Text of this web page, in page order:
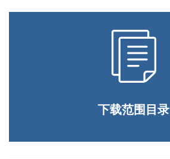
* 如不接受该条款，我们将无法处理您的请求
下载范围目录